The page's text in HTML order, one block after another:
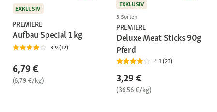
EXKLUSIV
PREMIERE
Aufbau Special 1 kg
3.9 (12)
6,79 €
(6,79 €/kg)
EXKLUSIV
3 Sorten
PREMIERE
Deluxe Meat Sticks 90g
Pferd
4.1 (23)
3,29 €
(36,56 €/kg)